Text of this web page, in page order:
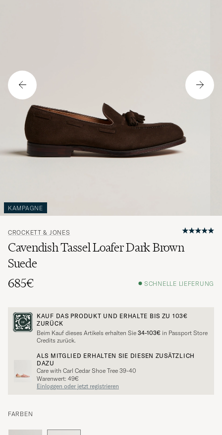
KAMPAGNE
CROCKETT & JONES
Cavendish Tassel Loafer Dark Brown
Suede
685€
SCHNELLE LIEFERUNG
KAUF DAS PRODUKT UND ERHALTE BIS ZU 103€
ZURÜCK
Beim Kauf dieses Artikels erhalten Sie 34-103€ in Passport Store
Credits zurück.
ALS MITGLIED ERHALTEN SIE DIESEN ZUSÄTZLICH
DAZU
Care with Carl Cedar Shoe Tree 39-40
Warenwert: 49€
Einloggen oder jetzt registrieren
FARBEN